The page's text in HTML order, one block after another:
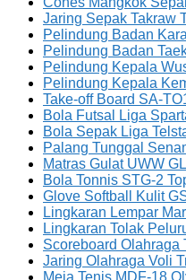
Jaring Sepak Takraw
Pelindung Badan
Pelindung Badan
Pelindung Kepala
Pelindung Kepala
Take-off Board SA-
Bola Futsal Liga
Bola Sepak Liga
Palang Tunggal
Matras Gulat UWW
Bola Tonnis STG-2
Glove Softball Kulit
Lingkaran Lempar
Lingkaran Tolak
Scoreboard Olahraga
Jaring Olahraga Voli
Meja Tenis MDF-18